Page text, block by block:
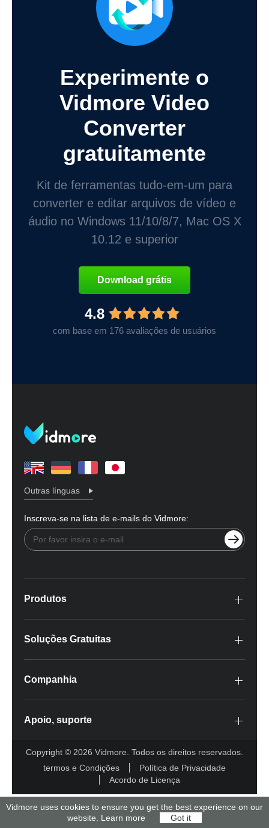
Experimente o
Vidmore Video
Converter
gratuitamente
Kit de ferramentas tudo-em-um para
converter e editar arquivos de vídeo e
áudio no Windows 11/10/8/7, Mac OS X
10.12 e superior
Download grátis
4.8
com base em 176 avaliações de usuários
Outras línguas
Inscreva-se na lista de e-mails do Vidmore:
Produtos
Soluções Gratuitas
Companhia
Apoio, suporte
Copyright © 2026 Vidmore. Todos os direitos reservados.
termos e Condições
Política de Privacidade
Acordo de Licença
Vidmore uses cookies to ensure you get the best experience on our
website. Learn more Got it